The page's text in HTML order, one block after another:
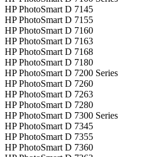
HP PhotoSmart D 7145
HP PhotoSmart D 7155
HP PhotoSmart D 7160
HP PhotoSmart D 7163
HP PhotoSmart D 7168
HP PhotoSmart D 7180
HP PhotoSmart D 7200 Series
HP PhotoSmart D 7260
HP PhotoSmart D 7263
HP PhotoSmart D 7280
HP PhotoSmart D 7300 Series
HP PhotoSmart D 7345
HP PhotoSmart D 7355
HP PhotoSmart D 7360